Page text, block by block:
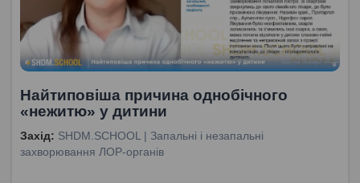
Найтиповіша причина однобічного
«нежитю» у дитини
Захід: SHDM.SCHOOL | Запальні і незапальні
захворювання ЛОР-органів